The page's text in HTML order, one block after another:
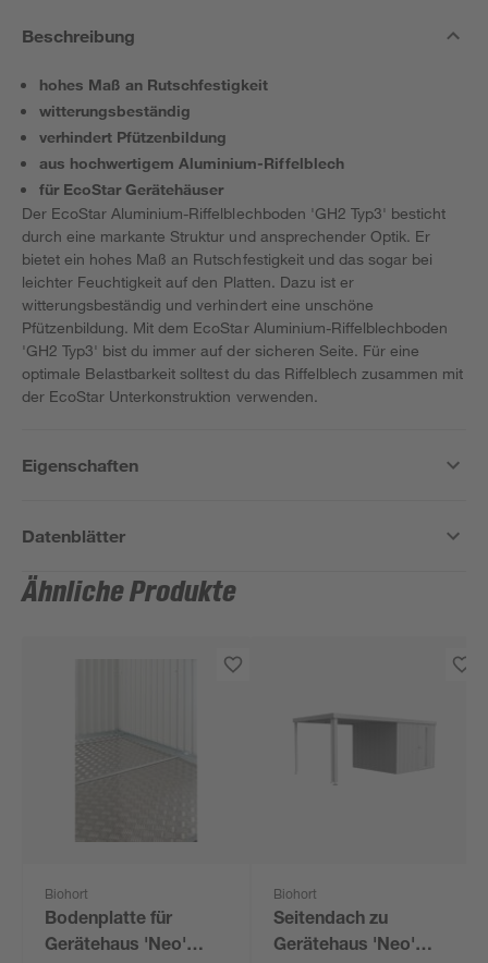
Beschreibung
hohes Maß an Rutschfestigkeit
witterungsbeständig
verhindert Pfützenbildung
aus hochwertigem Aluminium-Riffelblech
für EcoStar Gerätehäuser
Der EcoStar Aluminium-Riffelblechboden 'GH2 Typ3' besticht
durch eine markante Struktur und ansprechender Optik. Er
bietet ein hohes Maß an Rutschfestigkeit und das sogar bei
leichter Feuchtigkeit auf den Platten. Dazu ist er
witterungsbeständig und verhindert eine unschöne
Pfützenbildung. Mit dem EcoStar Aluminium-Riffelblechboden
'GH2 Typ3' bist du immer auf der sicheren Seite. Für eine
optimale Belastbarkeit solltest du das Riffelblech zusammen mit
der EcoStar Unterkonstruktion verwenden.
Eigenschaften
Datenblätter
Ähnliche Produkte
Biohort
Bodenplatte für
Gerätehaus 'Neo'
Biohort
Seitendach zu
Gerätehaus 'Neo'